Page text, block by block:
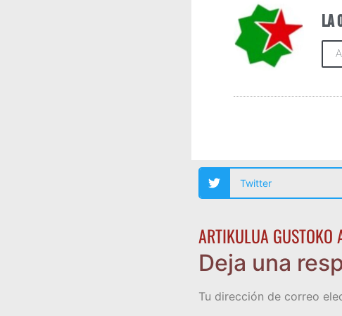
La
Twitter
ARTIKULUA
Deja una
Tu dirección de correo